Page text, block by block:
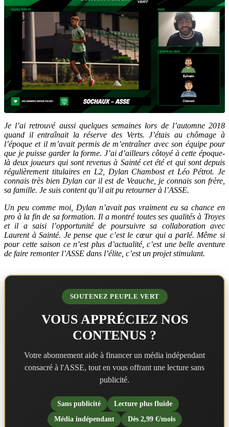
Je l’ai retrouvé aussi quelques semaines lors de l’automne 2018
quand il entraînait la réserve des Verts. J’étais au chômage à
l’époque et il m’avait permis de m’entraîner avec son équipe pour
que je puisse garder la forme. J’ai d’ailleurs côtoyé à cette époque-
là deux joueurs qui sont revenus à Sainté cet été et qui sont depuis
régulièrement titulaires en L2, Dylan Chambost et Léo Pétrot. Je
connais très bien Dylan car il est de Veauche, je connais son frère,
sa famille. Je suis content qu’il ait pu retourner à l’ASSE.
Un peu comme moi, Dylan n’avait pas vraiment eu sa chance en
pro à la fin de sa formation. Il a montré toutes ses qualités à Troyes
et il a saisi l’opportunité de poursuivre sa collaboration avec
Laurent à Sainté. Je pense que c’est le cœur qui a parlé. Même si
pour cette saison ce n’est plus d’actualité, c’est une belle aventure
de faire remonter l’ASSE dans l’élite, c’est un projet stimulant.
SOUTENEZ PEUPLE VERT
VOUS APPRÉCIEZ NOS
CONTENUS ?
Votre abonnement aide à financer un média indépendant
consacré à l'ASSE, tout en vous offrant une lecture sans
publicité.
Sans publicité
Lecture plus fluide
Média indépendant
Dès 2,99 €/mois